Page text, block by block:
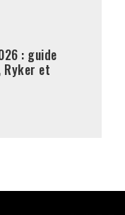
: guide
Ryker et